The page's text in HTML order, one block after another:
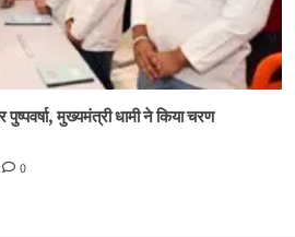
पुष्पवर्षा, मुख्यमंत्री धामी ने किया चरण
0